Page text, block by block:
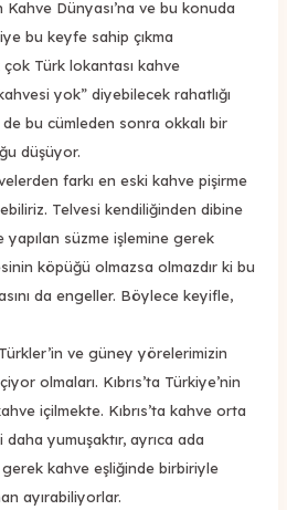
Kahve Dünyası’na ve bu konuda
bu keyfe sahip çıkma
Türk lokantası kahve
yok” diyebilecek rahatlığı
bu cümleden sonra okkalı bir
düşüyor.
farkı en eski kahve pişirme
Telvesi kendiliğinden dibine
süzme işlemine gerek
köpüğü olmazsa olmazdır ki bu
da engeller. Böylece keyifle,
ve güney yörelerimizin
olmaları. Kıbrıs’ta Türkiye’nin
içilmekte. Kıbrıs’ta kahve orta
yumuşaktır, ayrıca ada
gerek kahve eşliğinde birbiriyle
ayırabiliyorlar.